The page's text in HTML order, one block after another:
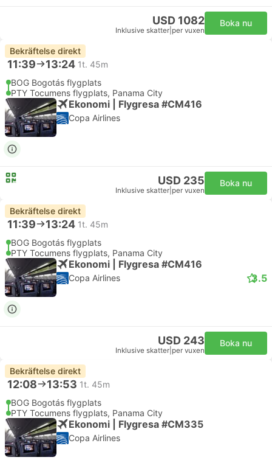
USD 1082
Inklusive skatter per vuxen
Boka nu
Bekräftelse direkt
11:39 13:24 1t. 45m
BOG Bogotás flygplats
PTY Tocumens flygplats, Panama City
Ekonomi | Flygresa #CM416
Copa Airlines
USD 235
Inklusive skatter per vuxen
Boka nu
Bekräftelse direkt
11:39 13:24 1t. 45m
BOG Bogotás flygplats
PTY Tocumens flygplats, Panama City
Ekonomi | Flygresa #CM416
Copa Airlines 3.5
USD 243
Inklusive skatter per vuxen
Boka nu
Bekräftelse direkt
12:08 13:53 1t. 45m
BOG Bogotás flygplats
PTY Tocumens flygplats, Panama City
Ekonomi | Flygresa #CM335
Copa Airlines